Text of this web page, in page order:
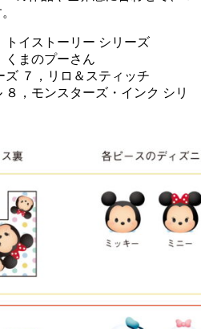
トイストーリー シリーズ
くまのプーさん
ズ ７，リロ＆スティッチ
，モンスターズ・インク シリ